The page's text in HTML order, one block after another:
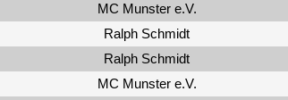
MC Munster e.V.
Ralph Schmidt
Ralph Schmidt
MC Munster e.V.